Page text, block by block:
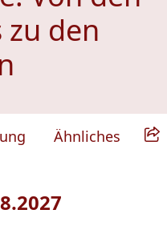
den
Ähnliches